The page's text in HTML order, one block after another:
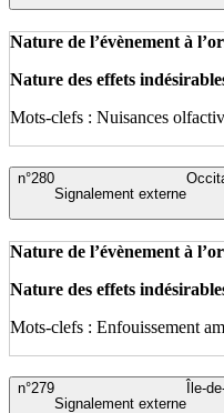
Nature de l’évènement à
Nature des effets
Mots-clefs : Nuisances
Signalement externe
n°280
Nature de l’évènement à
Nature des effets
Mots-clefs : Enfouissement
Île-
Signalement externe
n°279